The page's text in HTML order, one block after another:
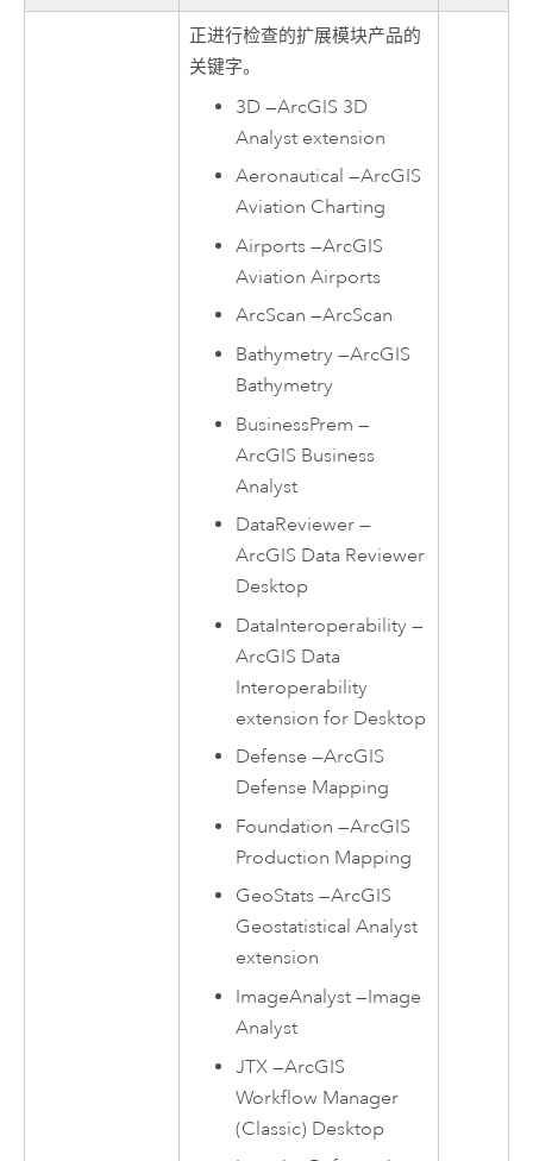
正进行检查的扩展模块产品的
关键字。
3D —ArcGIS 3D
Analyst extension
Aeronautical —ArcGIS
Aviation Charting
Airports —ArcGIS
Aviation Airports
ArcScan —ArcScan
Bathymetry —ArcGIS
Bathymetry
BusinessPrem —
ArcGIS Business
Analyst
DataReviewer —
ArcGIS Data Reviewer
Desktop
DataInteroperability —
ArcGIS Data
Interoperability
extension for Desktop
Defense —ArcGIS
Defense Mapping
Foundation —ArcGIS
Production Mapping
GeoStats —ArcGIS
Geostatistical Analyst
extension
ImageAnalyst —Image
Analyst
JTX —ArcGIS
Workflow Manager
(Classic) Desktop